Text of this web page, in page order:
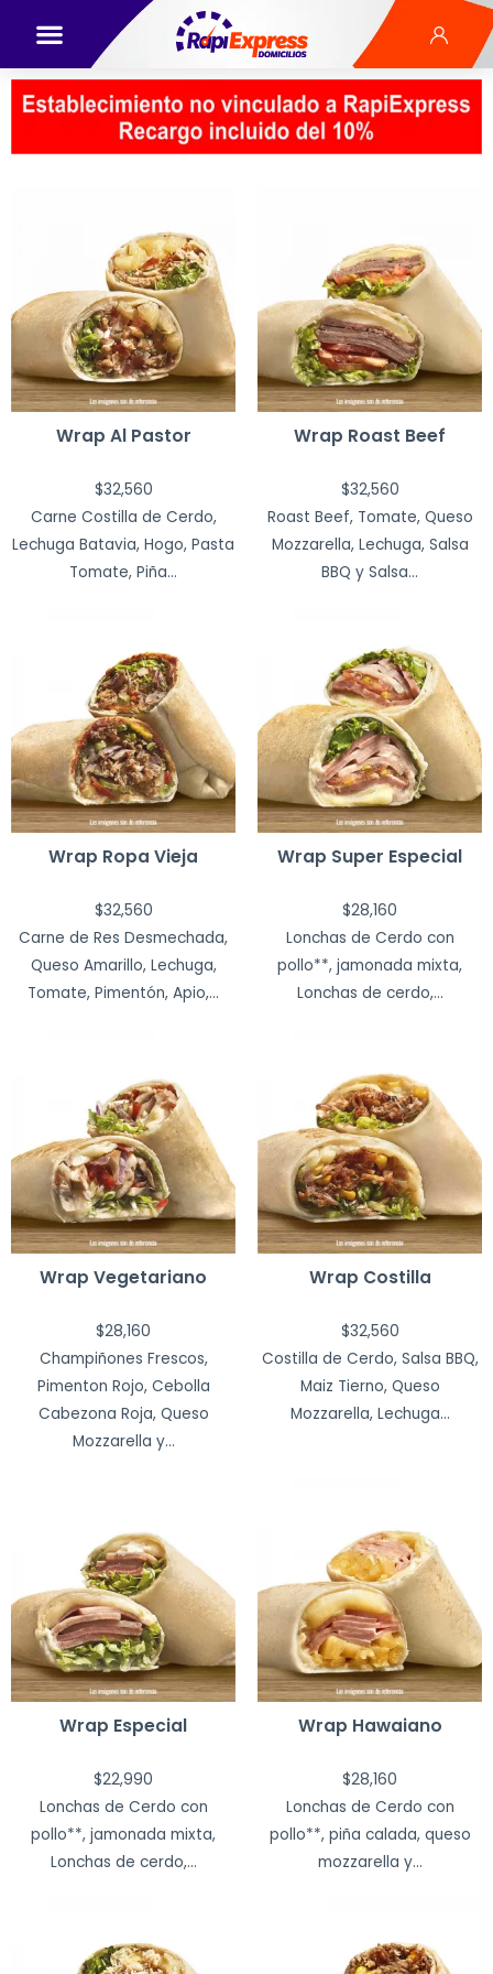
Wrap Al Pastor
$32,560
Carne Costilla de Cerdo,
Lechuga Batavia, Hogo, Pasta
Tomate, Piña...
Wrap Roast Beef
$32,560
Roast Beef, Tomate, Queso
Mozzarella, Lechuga, Salsa
BBQ y Salsa...
Wrap Ropa Vieja
$32,560
Carne de Res Desmechada,
Queso Amarillo, Lechuga,
Tomate, Pimentón, Apio,...
Wrap Super Especial
$28,160
Lonchas de Cerdo con
pollo**, jamonada mixta,
Lonchas de cerdo,...
Wrap Vegetariano
$28,160
Champiñones Frescos,
Pimenton Rojo, Cebolla
Cabezona Roja, Queso
Mozzarella y...
Wrap Costilla
$32,560
Costilla de Cerdo, Salsa BBQ,
Maiz Tierno, Queso
Mozzarella, Lechuga...
Wrap Especial
$22,990
Lonchas de Cerdo con
pollo**, jamonada mixta,
Lonchas de cerdo,...
Wrap Hawaiano
$28,160
Lonchas de Cerdo con
pollo**, piña calada, queso
mozzarella y...